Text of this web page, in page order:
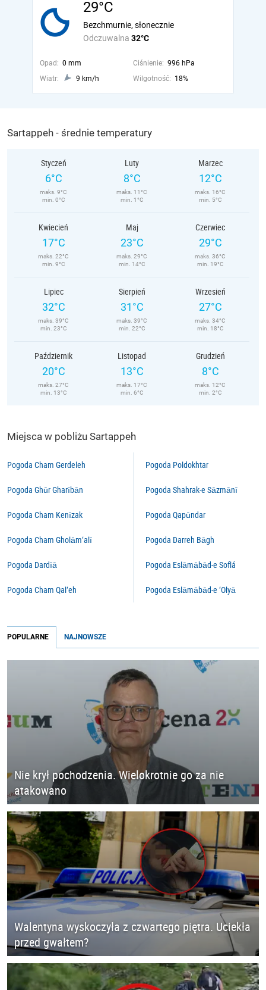
29°C
Odczuwalna 32°C
Bezchmurnie, słonecznie
Opad: 0 mm Ciśnienie: 996 hPa
Wiatr:
9 km/h Wilgotność: 18%
Sartappeh - średnie temperatury
Styczeń
6°C
maks. 9°C
min. 0°C
Luty
8°C
maks. 11°C
min. 1°C
Marzec
12°C
maks. 16°C
min. 5°C
Kwiecień
17°C
maks. 22°C
min. 9°C
Maj
23°C
maks. 29°C
min. 14°C
Czerwiec
29°C
maks. 36°C
min. 19°C
Lipiec
32°C
maks. 39°C
min. 23°C
Sierpień
31°C
maks. 39°C
min. 22°C
Wrzesień
27°C
maks. 34°C
min. 18°C
Październik
20°C
maks. 27°C
min. 13°C
Listopad
13°C
maks. 17°C
min. 6°C
Grudzień
8°C
maks. 12°C
min. 2°C
Miejsca w pobliżu Sartappeh
Pogoda Cham Gerdeleh
Pogoda Ghūr Gharībān
Pogoda Cham Kenīzak
Pogoda Cham Gholām‘alī
Pogoda Dardīā
Pogoda Cham Qal‘eh
Pogoda Poldokhtar
Pogoda Shahrak-e Sāzmānī
Pogoda Qapūndar
Pogoda Darreh Bāgh
Pogoda Eslāmābād-e Soflá
Pogoda Eslāmābād-e ‘Olyā
POPULARNE NAJNOWSZE
Nie krył pochodzenia. Wielokrotnie go za nie
atakowano
Walentyna wyskoczyła z czwartego piętra. Uciekła
przed gwałtem?